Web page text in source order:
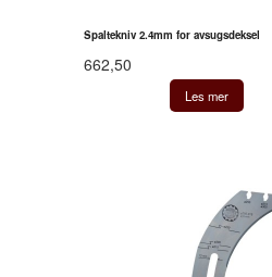
Spaltekniv 2.4mm for avsugsdeksel
662,50
Les mer